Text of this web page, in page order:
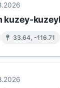
kuzey-
33.64, -116.71